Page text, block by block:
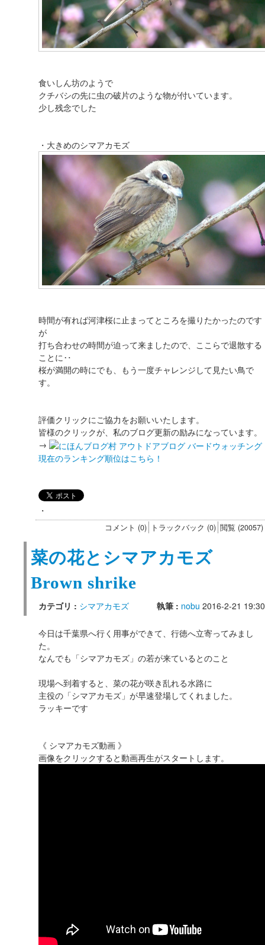
食いしん坊のようで
クチバシの先に虫の破片のような物が付いています。
少し残念でした
・大きめのシマアカモズ
時間が有れば河津桜に止まってところを撮りたかったのです
が
打ち合わせの時間が迫って来ましたので、ここらで退散する
ことに‥
桜が満開の時にでも、もう一度チャレンジして見たい鳥で
す。
評価クリックにご協力をお願いいたします。
皆様のクリックが、私のブログ更新の励みになっています。
→
現在のランキング順位はこちら！
・
コメント (0) トラックバック (0) 閲覧 (20057)
菜の花とシマアカモズ
Brown shrike
カテゴリ : シマアカモズ 執筆 : nobu 2016-2-21 19:30
今日は千葉県へ行く用事ができて、行徳へ立寄ってみまし
た。
なんでも「シマアカモズ」の若が来ているとのこと
現場へ到着すると、菜の花が咲き乱れる水路に
主役の「シマアカモズ」が早速登場してくれました。
ラッキーです
《 シマアカモズ動画 》
画像をクリックすると動画再生がスタートします。